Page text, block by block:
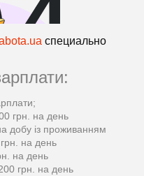
специально
грн. на день
добу із проживанням
на день
на день
грн. на день